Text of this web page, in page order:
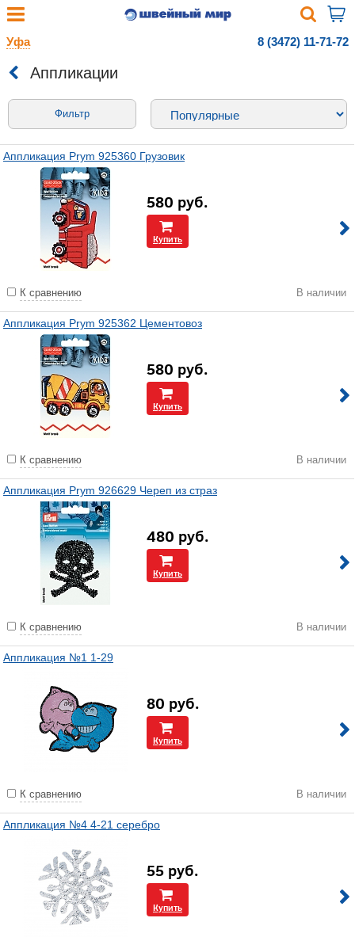
Уфа 8 (3472) 11-71-72
Аппликации
Фильтр
Аппликация Prym 925360 Грузовик
580 руб.
Купить
К сравнению В наличии
Аппликация Prym 925362 Цементовоз
580 руб.
Купить
К сравнению В наличии
Аппликация Prym 926629 Череп из страз
480 руб.
Купить
К сравнению В наличии
Аппликация №1 1-29
80 руб.
Купить
К сравнению В наличии
Аппликация №4 4-21 серебро
55 руб.
Купить